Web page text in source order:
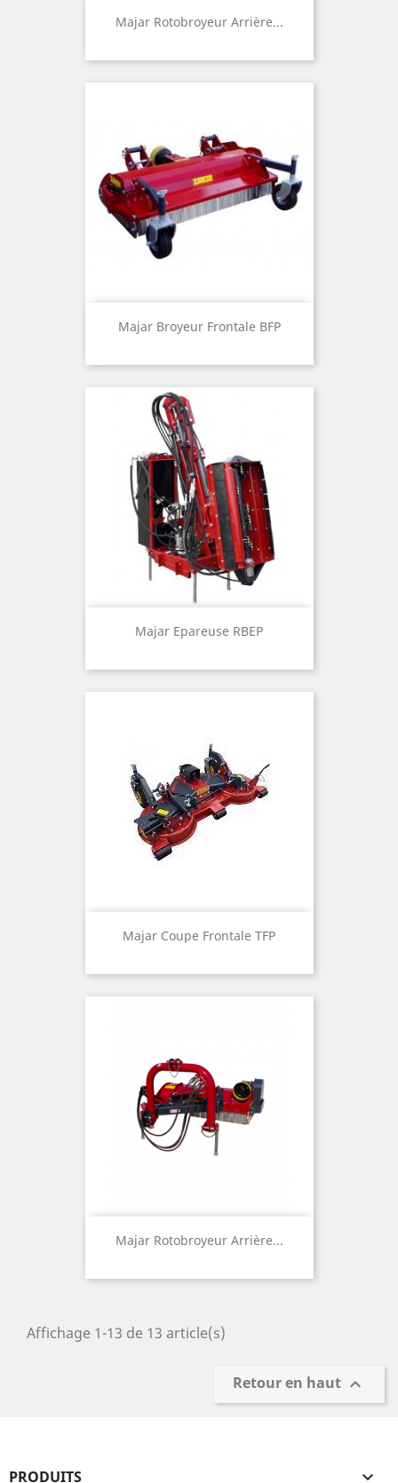
Majar Rotobroyeur Arrière...
Majar Broyeur Frontale BFP
Majar Epareuse RBEP
Majar Coupe Frontale TFP
Majar Rotobroyeur Arrière...
Affichage 1-13 de 13 article(s)
Retour en haut 
PRODUITS 